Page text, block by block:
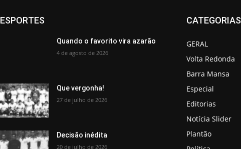
ESPORTES
Quando o favorito vira azarão
4 de agosto de 2026
Que vergonha!
27 de julho de 2026
Decisão inédita
20 de julho de 2026
CATEGORIAS
GERAL
Volta Redonda
Barra Mansa
Especial
Editorias
Notícia Slider
Plantão